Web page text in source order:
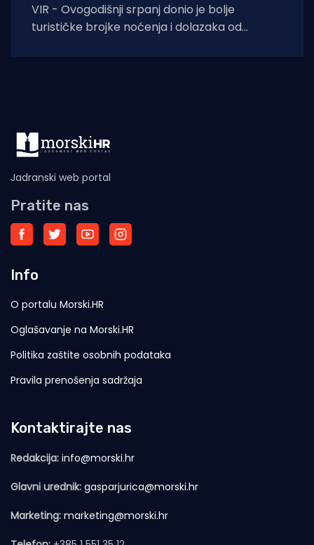
VIR - Ovogodišnji srpanj donio je bolje
turističke brojke noćenja i dolazaka od
Jadranski web portal
Pratite nas
Info
O portalu Morski.HR
Oglašavanje na Morski.HR
Politika zaštite osobnih podataka
Pravila prenošenja sadržaja
Kontaktirajte nas
Redakcija: info@morski.hr
Glavni urednik: gasparjurica@morski.hr
Marketing: marketing@morski.hr